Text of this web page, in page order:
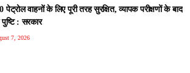
पेट्रोल वाहनों के लिए पूरी तरह सुरक्षित, व्यापक परीक्षणों के बाद
: सरकार
7, 2026